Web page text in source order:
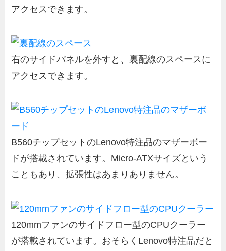
アクセスできます。
右のサイドパネルを外すと、裏配線のスペースに
アクセスできます。
B560チップセットのLenovo特注品のマザーボー
ドが搭載されています。Micro-ATXサイズという
こともあり、拡張性はあまりありません。
120mmファンのサイドフロー型のCPUクーラー
が搭載されています。おそらくLenovo特注品だと